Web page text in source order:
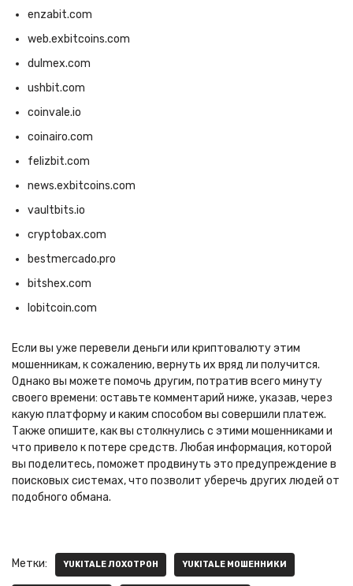
enzabit.com
web.exbitcoins.com
dulmex.com
ushbit.com
coinvale.io
coinairo.com
felizbit.com
news.exbitcoins.com
vaultbits.io
cryptobax.com
bestmercado.pro
bitshex.com
lobitcoin.com
Если вы уже перевели деньги или криптовалюту этим
мошенникам, к сожалению, вернуть их вряд ли получится.
Однако вы можете помочь другим, потратив всего минуту
своего времени: оставьте комментарий ниже, указав, через
какую платформу и каким способом вы совершили платеж.
Также опишите, как вы столкнулись с этими мошенниками и
что привело к потере средств. Любая информация, которой
вы поделитесь, поможет продвинуть это предупреждение в
поисковых системах, что позволит уберечь других людей от
подобного обмана.
Метки: YUKITALE ЛОХОТРОН YUKITALE МОШЕННИКИ